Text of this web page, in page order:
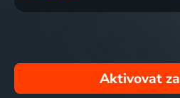
Aktivovat za